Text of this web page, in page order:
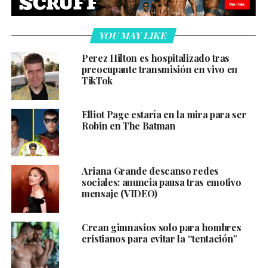
YOU MAY LIKE
Perez Hilton es hospitalizado tras
preocupante transmisión en vivo en
TikTok
Elliot Page estaría en la mira para ser
Robin en The Batman
Ariana Grande descanso redes
sociales: anuncia pausa tras emotivo
mensaje (VIDEO)
Crean gimnasios solo para hombres
cristianos para evitar la “tentación”